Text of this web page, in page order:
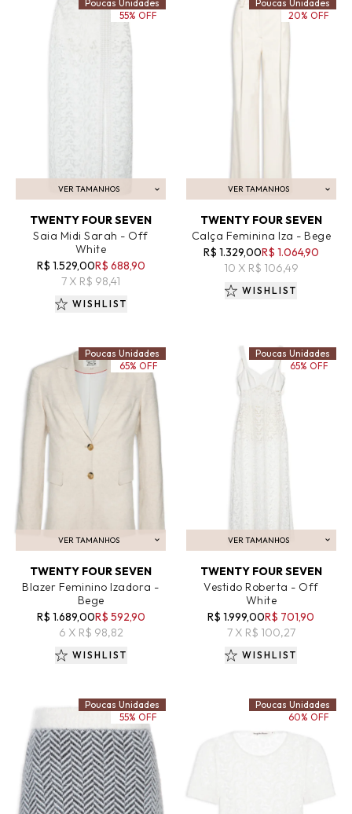
VER TAMANHOS
ADICIONAR AO CARRINHO
TWENTY FOUR SEVEN
Saia Midi Sarah - Off
White
R$ 1.529,00R$ 688,90
7 X R$ 98,41
Poucas Unidades
55% OFF
WISHLIST
VER TAMANHOS
ADICIONAR AO CARRINHO
TWENTY FOUR SEVEN
Calça Feminina Iza - Bege
R$ 1.329,00R$ 1.064,90
10 X R$ 106,49
Poucas Unidades
20% OFF
WISHLIST
VER TAMANHOS
ADICIONAR AO CARRINHO
TWENTY FOUR SEVEN
Blazer Feminino Izadora -
Bege
R$ 1.689,00R$ 592,90
6 X R$ 98,82
Poucas Unidades
65% OFF
WISHLIST
VER TAMANHOS
ADICIONAR AO CARRINHO
TWENTY FOUR SEVEN
Vestido Roberta - Off
White
R$ 1.999,00R$ 701,90
7 X R$ 100,27
Poucas Unidades
65% OFF
WISHLIST
Poucas Unidades
55% OFF
Poucas Unidades
60% OFF